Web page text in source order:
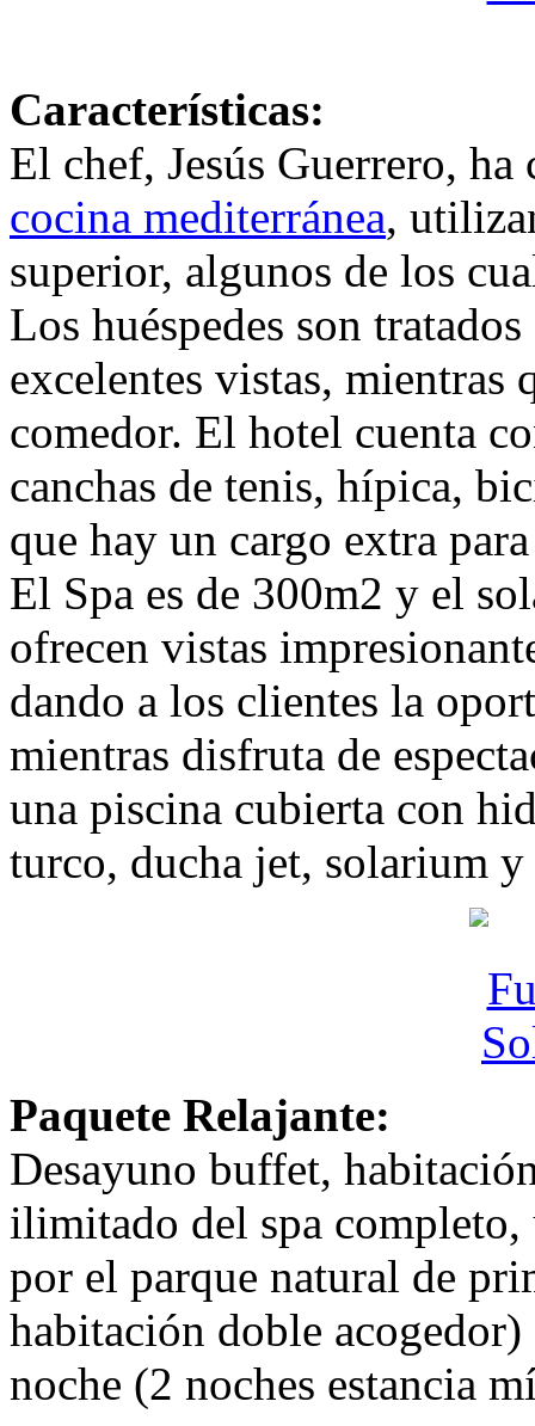
Características:
El chef, Jesús Guerrero, ha
cocina mediterránea,
superior, algunos de los
Los huéspedes son
excelentes vistas, mientras
comedor. El hotel cuenta
canchas de tenis, hípica,
que hay un cargo extra
El Spa es de 300m2 y el
ofrecen vistas
dando a los clientes la
mientras disfruta de
una piscina cubierta con
turco, ducha jet, solarium y
Paquete Relajante:
Desayuno buffet,
ilimitado del spa completo,
por el parque natural de
habitación doble
noche (2 noches estancia